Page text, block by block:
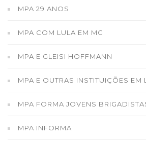
MPA 29 ANOS
MPA COM LULA EM MG
MPA E GLEISI HOFFMANN
MPA E OUTRAS INSTITUIÇÕES EM
MPA FORMA JOVENS
MPA INFORMA